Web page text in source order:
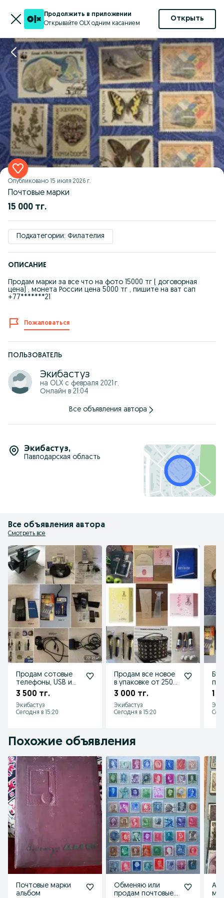
Продолжить в приложении
Открывайте OLX одним касанием
Открыть
Опубликовано 15 июля 2026 г.
Почтовые марки
15 000 тг.
Подкатегории: Филателия
ОПИСАНИЕ
Продам марки за все что на фото 15000 тг ( договорная
цена) , монета России цена 5000 тг , пишите на ват сап
+77*******21
Пожаловаться
ПОЛЬЗОВАТЕЛЬ
Экибастуз
на OLX с февраля 2021 г.
Онлайн в 21:04
Все объявления автора
Экибастуз,
Павлодарская область
Все объявления автора
Смотреть все
Продам сотовые
телефоны, USB и
зарядки на
3 500 тг.
Экибастуз
Сегодня в 15:20
Продам все новое
в упаковке от 2500
тг
3 000 тг.
Экибастуз
Сегодня в 15:20
по
1
Похожие объявления
Почтовые марки
альбом
Обменяю или
продам почтовые